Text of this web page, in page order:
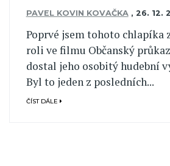
PAVEL KOVIN KOVAČKA , 26. 12.
Poprvé jsem tohoto chlapíka
roli ve filmu Občanský
dostal jeho osobitý hudební
Byl to jeden z posledních...
ČÍST DÁLE